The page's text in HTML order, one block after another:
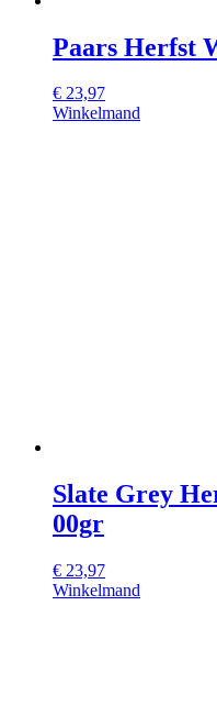
Paars Herfst
€ 23,97
Winkelmand
Slate Grey
00gr
€ 23,97
Winkelmand